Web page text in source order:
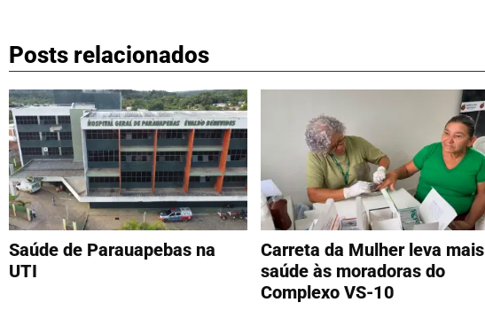
Posts relacionados
Saúde de Parauapebas na
UTI
Carreta da Mulher leva mais
saúde às moradoras do
Complexo VS-10